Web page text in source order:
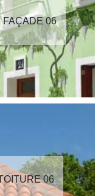
FAÇADE 06
06